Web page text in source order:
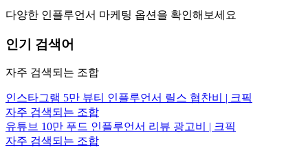
다양한 인플루언서 마케팅 옵션을 확인해보세요
인기 검색어
자주 검색되는 조합
인스타그램 5만 뷰티 인플루언서 릴스 협찬비 | 크픽
자주 검색되는 조합
유튜브 10만 푸드 인플루언서 리뷰 광고비 | 크픽
자주 검색되는 조합